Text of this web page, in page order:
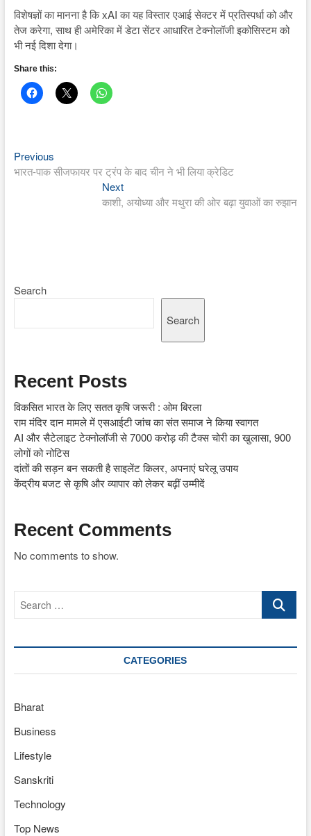
विशेषज्ञों का मानना है कि xAI का यह विस्तार एआई सेक्टर में प्रतिस्पर्धा को और
तेज करेगा, साथ ही अमेरिका में डेटा सेंटर आधारित टेक्नोलॉजी इकोसिस्टम को
भी नई दिशा देगा।
Share this:
Post
navigation
PreviousPrevious
post:
भारत-पाक सीजफायर पर ट्रंप के बाद चीन ने भी लिया क्रेडिट
NextNext
post:
काशी, अयोध्या और मथुरा की ओर बढ़ा युवाओं का रुझान
Search
Search
Recent Posts
विकसित भारत के लिए सतत कृषि जरूरी : ओम बिरला
राम मंदिर दान मामले में एसआईटी जांच का संत समाज ने किया स्वागत
AI और सैटेलाइट टेक्नोलॉजी से 7000 करोड़ की टैक्स चोरी का खुलासा, 900
लोगों को नोटिस
दांतों की सड़न बन सकती है साइलेंट किलर, अपनाएं घरेलू उपाय
केंद्रीय बजट से कृषि और व्यापार को लेकर बढ़ीं उम्मीदें
Recent Comments
No comments to show.
Search
CATEGORIES
Bharat
Business
Lifestyle
Sanskriti
Technology
Top News